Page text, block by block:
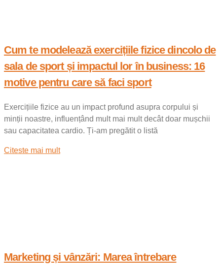
Cum te modelează exercițiile fizice dincolo de
sala de sport și impactul lor în business: 16
motive pentru care să faci sport
Exercițiile fizice au un impact profund asupra corpului și
minții noastre, influențând mult mai mult decât doar mușchii
sau capacitatea cardio. Ți-am pregătit o listă
Citeste mai mult
Marketing și vânzări: Marea întrebare